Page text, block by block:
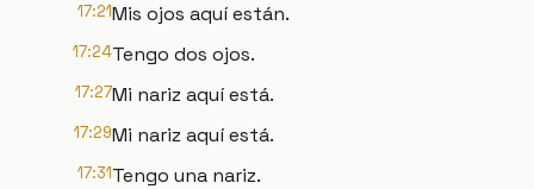
17:21Mis ojos aquí están.
17:24Tengo dos ojos.
17:27Mi nariz aquí está.
17:29Mi nariz aquí está.
17:31Tengo una nariz.